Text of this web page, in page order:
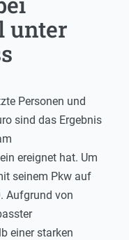
unter
Personen und
sind das Ergebnis
ereignet hat. Um
seinem Pkw auf
Aufgrund von
einer starken